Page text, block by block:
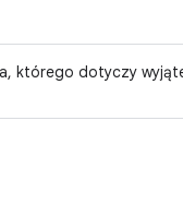
którego dotyczy